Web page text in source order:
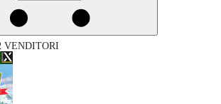
VENDITORI